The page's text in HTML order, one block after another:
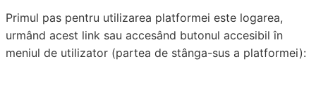
Primul pas pentru utilizarea platformei este logarea,
urmând acest link sau accesând butonul accesibil în
meniul de utilizator (partea de stânga-sus a platformei):